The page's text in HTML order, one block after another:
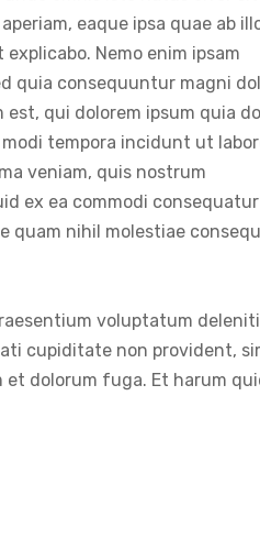
eaque ipsa quae ab
Nemo enim ipsam
consequuntur magni
qui dolorem ipsum quia
tempora incidunt ut
veniam, quis nostrum
ex ea commodi
quam nihil molestiae
voluptatum
cupiditate non provident,
dolorum fuga. Et harum